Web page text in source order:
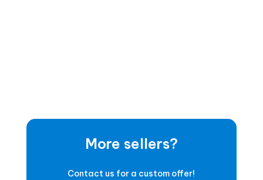
More sellers?
Contact us for a custom offer!